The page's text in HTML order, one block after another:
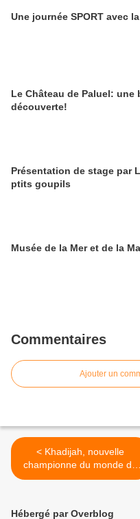
Une journée SPORT avec la
Le Château de Paluel: une
découverte!
Présentation de stage par
ptits goupils
Musée de la Mer et de la
Commentaires
Ajouter un
< Khadijah, nouvelle
championne du monde de
la SAVA de mini-golf
Hébergé par Overblog